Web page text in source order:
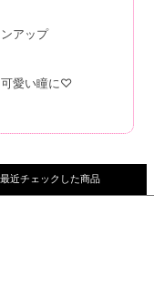
アップ
可愛い瞳に♡
最近チェックした商品